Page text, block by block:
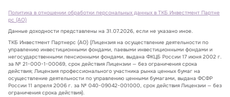
Политика в отношении обработки персональных данных в ТКБ Инвестмент Партне
рс (АО)
Данные доходности представлены на 31.07.2026, если не указано иное.
ТКБ Инвестмент Партнерс (АО) (Лицензия на осуществление деятельности по
управлению инвестиционными фондами, паевыми инвестиционными фондами и
негосударственными пенсионными фондами, выдана ФКЦБ России 17 июня 2002 г.
за № 21-000-1-00069, срок действия Лицензии — без ограничения срока
действия; Лицензия профессионального участника рынка ценных бумаг на
осуществление деятельности по управлению ценными бумагами, выдана ФСФР
России 11 апреля 2006 г. за № 040-09042-001000, срок действия Лицензии — без
ограничения срока действия).